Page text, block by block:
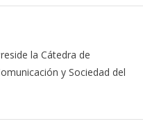
la Cátedra de
y Sociedad del